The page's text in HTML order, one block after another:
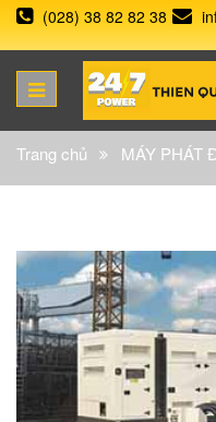
(028) 38 82 82 38
Trang chủ MÁY PHÁT